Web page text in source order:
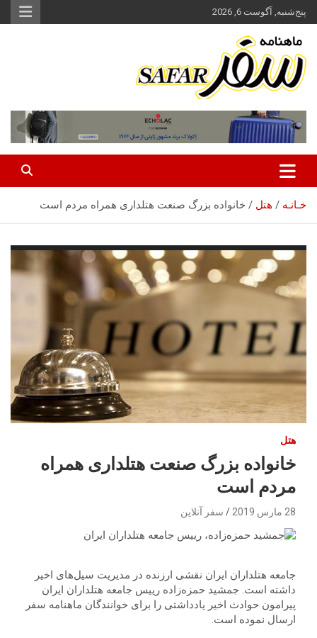
محتوا
بروید
پنج‌شنبه, آگوست 6, 2026
سفر آنلاین
خـانـه هتل خانواده بزرگ صنعت هتلداری همراه مردم است
هتل
خانواده بزرگ صنعت هتلداری همراه
مردم است
28 مارس 2019 سفر آنلاین
جامعه هتلداران ایران نقشی ارزنده در مدیریت سیل‌های اخیر
داشته است. جمشید حمزه‌زاده رییس جامعه هتلداران ایران
پیرامون حوادث اخیر یادداشتی را برای خوانندگان ماهنامه سفر
ارسال نموده است.